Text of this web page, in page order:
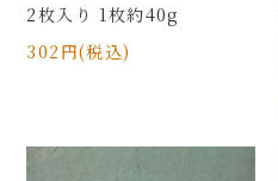
2枚入り 1枚約40g
302円(税込)